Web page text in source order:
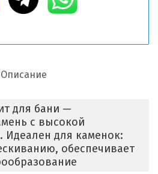
Описание
для бани —
с высокой
Идеален для каменок:
обеспечивает